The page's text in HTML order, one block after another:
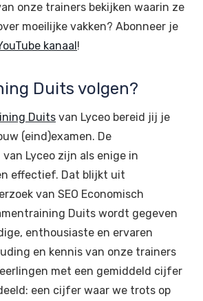
onze trainers bekijken waarin ze
moeilijke vakken? Abonneer je
kanaal!
Duits volgen?
Duits van Lyceo bereid jij je
(eind)examen. De
Lyceo zijn als enige in
effectief. Dat blijkt uit
van SEO Economisch
Duits wordt gegeven
enthousiaste en ervaren
en kennis van onze trainers
met een gemiddeld cijfer
een cijfer waar we trots op